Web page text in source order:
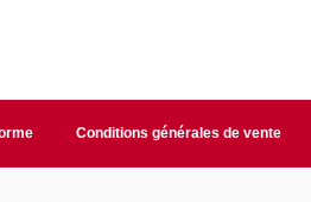
Conditions générales de vente